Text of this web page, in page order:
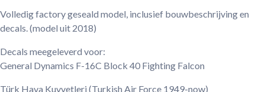
Volledig factory geseald model, inclusief bouwbeschrijving en
decals. (model uit 2018)
Decals meegeleverd voor:
General Dynamics F-16C Block 40 Fighting Falcon
Türk Hava Kuvvetleri (Turkish Air Force 1949-now)